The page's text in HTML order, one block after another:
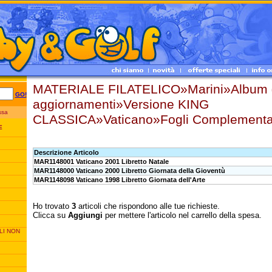
GO!
NON
MATERIALE FILATELICO»Marini»Album
aggiornamenti»Versione KING
CLASSICA»Vaticano»Fogli
Descrizione Articolo
MAR1148001 Vaticano 2001 Libretto Natale
MAR1148000 Vaticano 2000 Libretto Giornata della Gioventù
MAR1148098 Vaticano 1998 Libretto Giornata dell'Arte
Ho trovato 3 articoli che rispondono alle tue richieste.
Clicca su Aggiungi per mettere l'articolo nel carrello della spesa.